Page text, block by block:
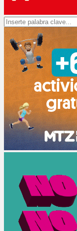
Search
for: